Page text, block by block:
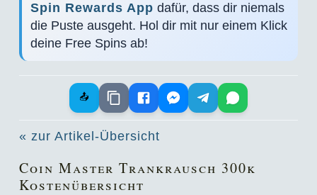
Spin Rewards App dafür, dass dir niemals
die Puste ausgeht. Hol dir mit nur einem Klick
deine Free Spins ab!
📤
« zur Artikel-Übersicht
Coin Master Trankrausch 300k
Kostenübersicht